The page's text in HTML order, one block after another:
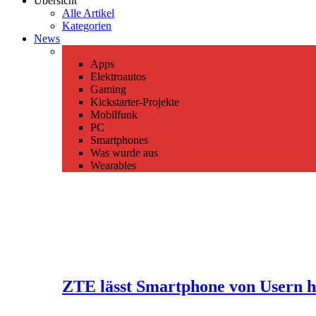
Alle Artikel
Kategorien
News
Apps
Elektroautos
Gaming
Kickstarter-Projekte
Mobilfunk
PC
Smartphones
Was wurde aus
Wearables
ZTE lässt Smartphone von Usern